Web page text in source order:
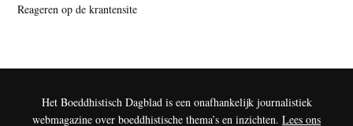
Reageren op de krantensite
Het Boeddhistisch Dagblad is een onafhankelijk journalistiek
webmagazine over boeddhistische thema’s en inzichten. Lees ons